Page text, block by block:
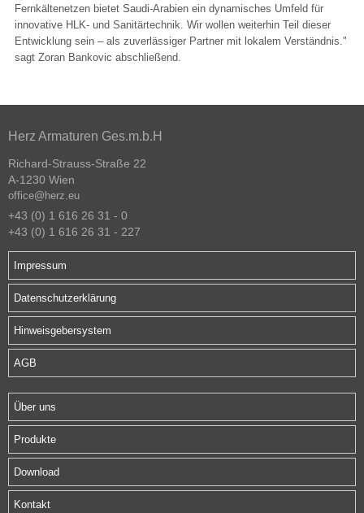
Fernkältenetzen bietet Saudi-Arabien ein dynamisches Umfeld für
innovative HLK- und Sanitärtechnik. Wir wollen weiterhin Teil dieser
Entwicklung sein – als zuverlässiger Partner mit lokalem Verständnis."
sagt Zoran Bankovic abschließend.
Herz Armaturen Ges.m.b.H
Richard-Strauss-Straße 22
A-1230 Wien
office@herz.eu
+43 (0) 1 616 26 31 - 0
+43 (0) 1 616 26 31 - 227
Impressum
Datenschutzerklärung
Hinweisgebersystem
AGB
Über uns
Produkte
Download
Kontakt